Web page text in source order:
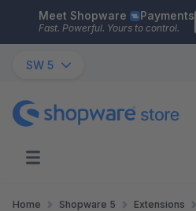
Skip to main content
Meet Shopware Payments
Fast. Powerful. Yours to control.
SW 5
Home Shopware 5 Extensions